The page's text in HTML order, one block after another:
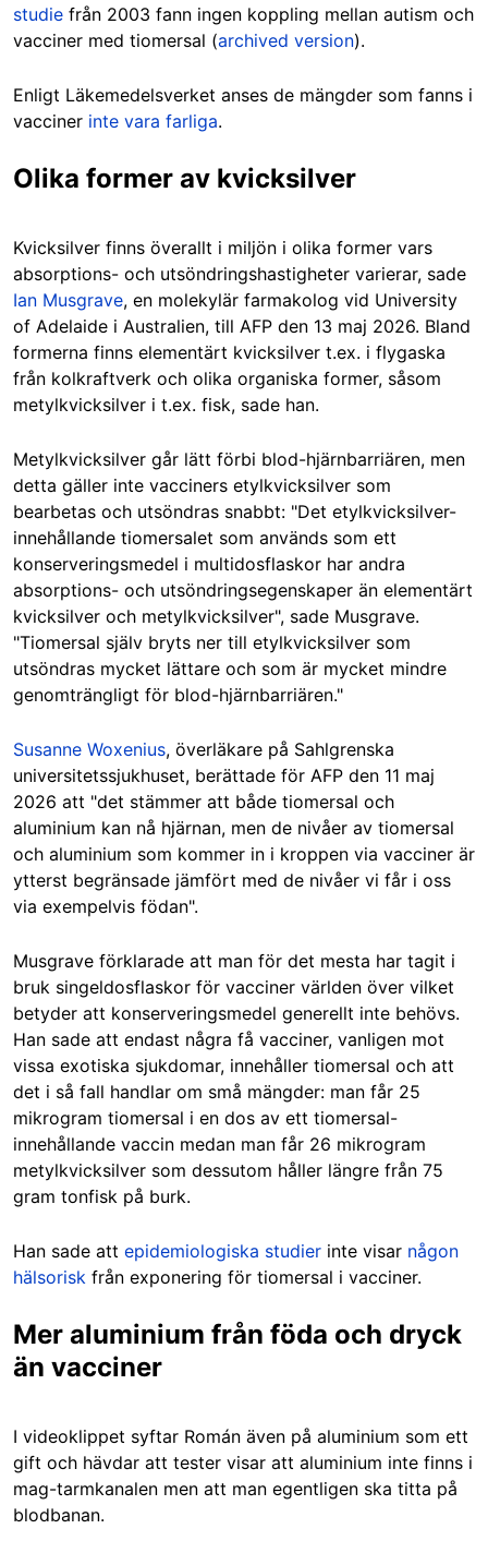
studie från 2003 fann ingen koppling mellan autism och
vacciner med tiomersal (archived version).
Enligt Läkemedelsverket anses de mängder som fanns i
vacciner inte vara farliga.
Olika former av kvicksilver
Kvicksilver finns överallt i miljön i olika former vars
absorptions- och utsöndringshastigheter varierar, sade
Ian Musgrave, en molekylär farmakolog vid University
of Adelaide i Australien, till AFP den 13 maj 2026. Bland
formerna finns elementärt kvicksilver t.ex. i flygaska
från kolkraftverk och olika organiska former, såsom
metylkvicksilver i t.ex. fisk, sade han.
Metylkvicksilver går lätt förbi blod-hjärnbarriären, men
detta gäller inte vacciners etylkvicksilver som
bearbetas och utsöndras snabbt: "Det etylkvicksilver-
innehållande tiomersalet som används som ett
konserveringsmedel i multidosflaskor har andra
absorptions- och utsöndringsegenskaper än elementärt
kvicksilver och metylkvicksilver", sade Musgrave.
"Tiomersal själv bryts ner till etylkvicksilver som
utsöndras mycket lättare och som är mycket mindre
genomträngligt för blod-hjärnbarriären."
Susanne Woxenius, överläkare på Sahlgrenska
universitetssjukhuset, berättade för AFP den 11 maj
2026 att "det stämmer att både tiomersal och
aluminium kan nå hjärnan, men de nivåer av tiomersal
och aluminium som kommer in i kroppen via vacciner är
ytterst begränsade jämfört med de nivåer vi får i oss
via exempelvis födan".
Musgrave förklarade att man för det mesta har tagit i
bruk singeldosflaskor för vacciner världen över vilket
betyder att konserveringsmedel generellt inte behövs.
Han sade att endast några få vacciner, vanligen mot
vissa exotiska sjukdomar, innehåller tiomersal och att
det i så fall handlar om små mängder: man får 25
mikrogram tiomersal i en dos av ett tiomersal-
innehållande vaccin medan man får 26 mikrogram
metylkvicksilver som dessutom håller längre från 75
gram tonfisk på burk.
Han sade att epidemiologiska studier inte visar någon
hälsorisk från exponering för tiomersal i vacciner.
Mer aluminium från föda och dryck
än vacciner
I videoklippet syftar Román även på aluminium som ett
gift och hävdar att tester visar att aluminium inte finns i
mag-tarmkanalen men att man egentligen ska titta på
blodbanan.